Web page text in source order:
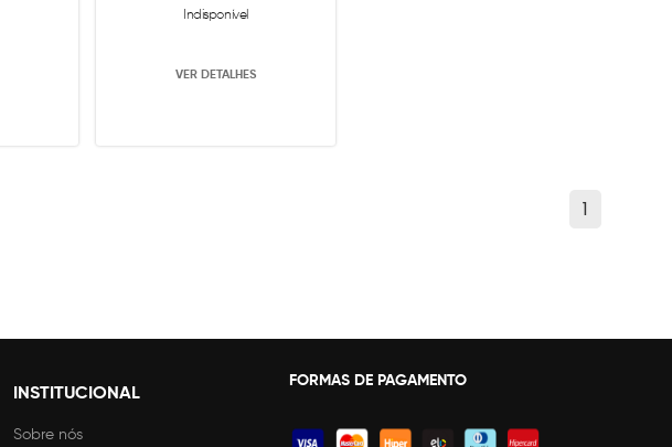
Indisponível
VER DETALHES
1
INSTITUCIONAL
Sobre nós
FORMAS DE PAGAMENTO